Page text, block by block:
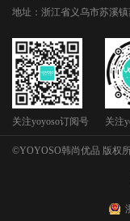
地址：浙江省义乌市苏溪
关注yoyoso订阅号 关注
©YOYOSO韩尚优品 版权